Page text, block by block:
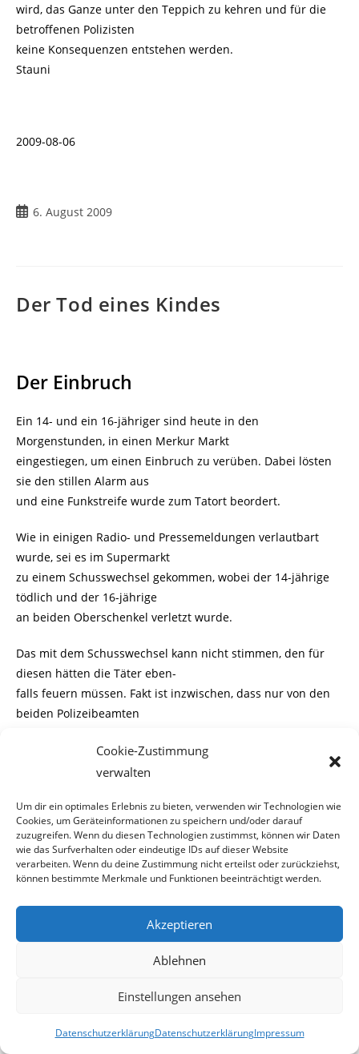
Cookie-Zustimmung
verwalten
Um dir ein optimales Erlebnis zu bieten, verwenden wir Technologien wie
Cookies, um Geräteinformationen zu speichern und/oder darauf
zuzugreifen. Wenn du diesen Technologien zustimmst, können wir Daten
wie das Surfverhalten oder eindeutige IDs auf dieser Website
verarbeiten. Wenn du deine Zustimmung nicht erteilst oder zurückziehst,
können bestimmte Merkmale und Funktionen beeinträchtigt werden.
Akzeptieren
Ablehnen
Einstellungen ansehen
DatenschutzerklärungDatenschutzerklärungImpressum
wird, das Ganze unter den Teppich zu kehren und für die
betroffenen Polizisten
keine Konsequenzen entstehen werden.
Stauni
2009-08-06
Beitrag6. August 2009
Der Tod eines Kindes
Der Einbruch
Ein 14- und ein 16-jähriger sind heute in den
Morgenstunden, in einen Merkur Markt
eingestiegen, um einen Einbruch zu verüben. Dabei lösten
sie den stillen Alarm aus
und eine Funkstreife wurde zum Tatort beordert.
Wie in einigen Radio- und Pressemeldungen verlautbart
wurde, sei es im Supermarkt
zu einem Schusswechsel gekommen, wobei der 14-jährige
tödlich und der 16-jährige
an beiden Oberschenkel verletzt wurde.
Das mit dem Schusswechsel kann nicht stimmen, den für
diesen hätten die Täter eben-
falls feuern müssen. Fakt ist inzwischen, dass nur von den
beiden Polizeibeamten
Staatsanwaltschaft hüllt sich in
Schweigen
Laut der Kremser Staatsanwaltschaft waren beide bereits
amtsbekannt, hatten aber
keine Schusswaffen bei sich geführt. Sonst war bei der
Pölten nichts weiteres zu erfahren.
Nach Aussage eines Sprechers des Landespolizeikommando
Niederösterreich, habe es
der Kontrolle des Objekts in
völliger Dunkelheit, plötzlich in Kontakt mit den Tätern